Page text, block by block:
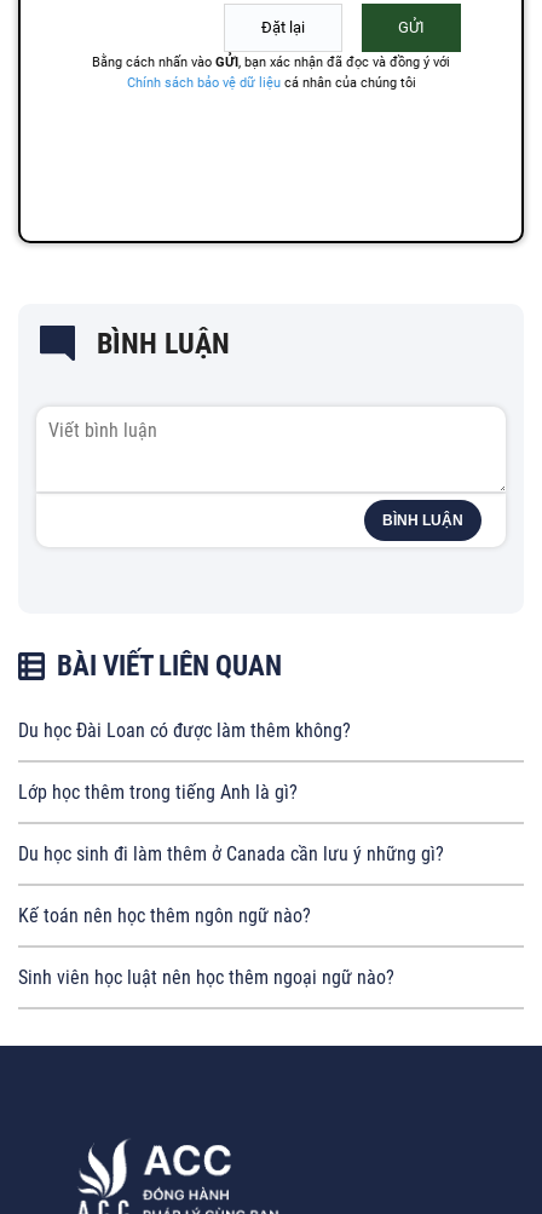
BÌNH LUẬN
BÌNH LUẬN
BÀI VIẾT LIÊN QUAN
Du học Đài Loan có được làm thêm không?
Lớp học thêm trong tiếng Anh là gì?
Du học sinh đi làm thêm ở Canada cần lưu ý những gì?
Kế toán nên học thêm ngôn ngữ nào?
Sinh viên học luật nên học thêm ngoại ngữ nào?